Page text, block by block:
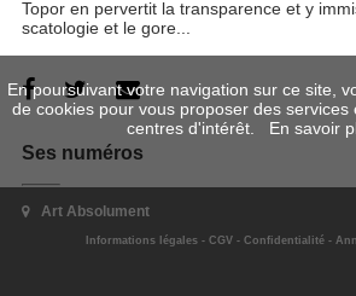
Topor en pervertit la transparence et y
scatologie et le gore...
Ses numéros
Art Absolument
Informations légales - CGV - Confidentialité -
En poursuivant votre navigation sur ce site,
de cookies pour vous proposer des
centres d'intérêt. En savoir